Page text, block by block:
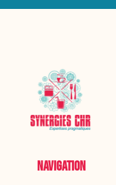
NAVIGATION